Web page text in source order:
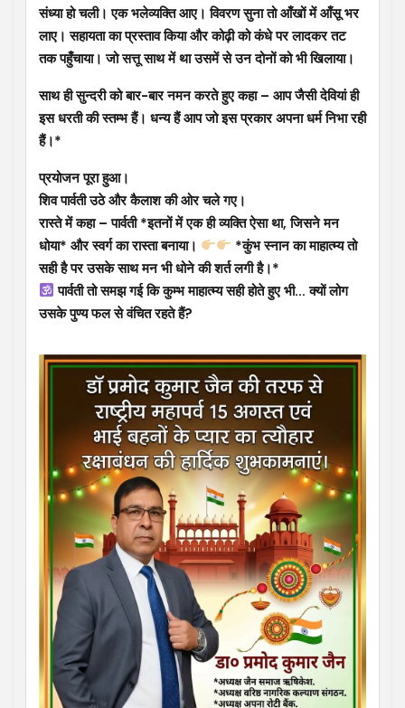
संध्या हो चली। एक भलेव्यक्ति आए। विवरण सुना तो आँखों में आँसू भर
लाए। सहायता का प्रस्ताव किया और कोढ़ी को कंधे पर लादकर तट
तक पहुँचाया। जो सत्तू साथ में था उसमें से उन दोनों को भी खिलाया।
साथ ही सुन्दरी को बार-बार नमन करते हुए कहा – आप जैसी देवियां ही
इस धरती की स्तम्भ हैं। धन्य हैं आप जो इस प्रकार अपना धर्म निभा रही
हैं।*
प्रयोजन पूरा हुआ।
शिव पार्वती उठे और कैलाश की ओर चले गए।
रास्ते में कहा – पार्वती *इतनों में एक ही व्यक्ति ऐसा था, जिसने मन
धोया* और स्वर्ग का रास्ता बनाया।
*कुंभ स्नान का माहात्म्य तो
सही है पर उसके साथ मन भी धोने की शर्त लगी है।*
पार्वती तो समझ गई कि कुम्भ माहात्म्य सही होते हुए भी… क्यों लोग
उसके पुण्य फल से वंचित रहते हैं?